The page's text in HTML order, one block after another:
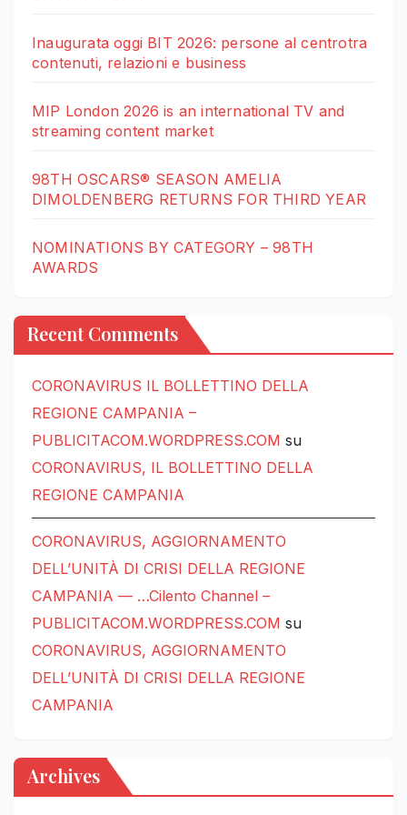
Inaugurata oggi BIT 2026: persone al centrotra
contenuti, relazioni e business
MIP London 2026 is an international TV and
streaming content market
98TH OSCARS® SEASON AMELIA
DIMOLDENBERG RETURNS FOR THIRD YEAR
NOMINATIONS BY CATEGORY – 98TH
AWARDS
Recent Comments
CORONAVIRUS IL BOLLETTINO DELLA
REGIONE CAMPANIA –
PUBLICITACOM.WORDPRESS.COM su
CORONAVIRUS, IL BOLLETTINO DELLA
REGIONE CAMPANIA
CORONAVIRUS, AGGIORNAMENTO
DELL’UNITÀ DI CRISI DELLA REGIONE
CAMPANIA — …Cilento Channel –
PUBLICITACOM.WORDPRESS.COM su
CORONAVIRUS, AGGIORNAMENTO
DELL’UNITÀ DI CRISI DELLA REGIONE
CAMPANIA
Archives